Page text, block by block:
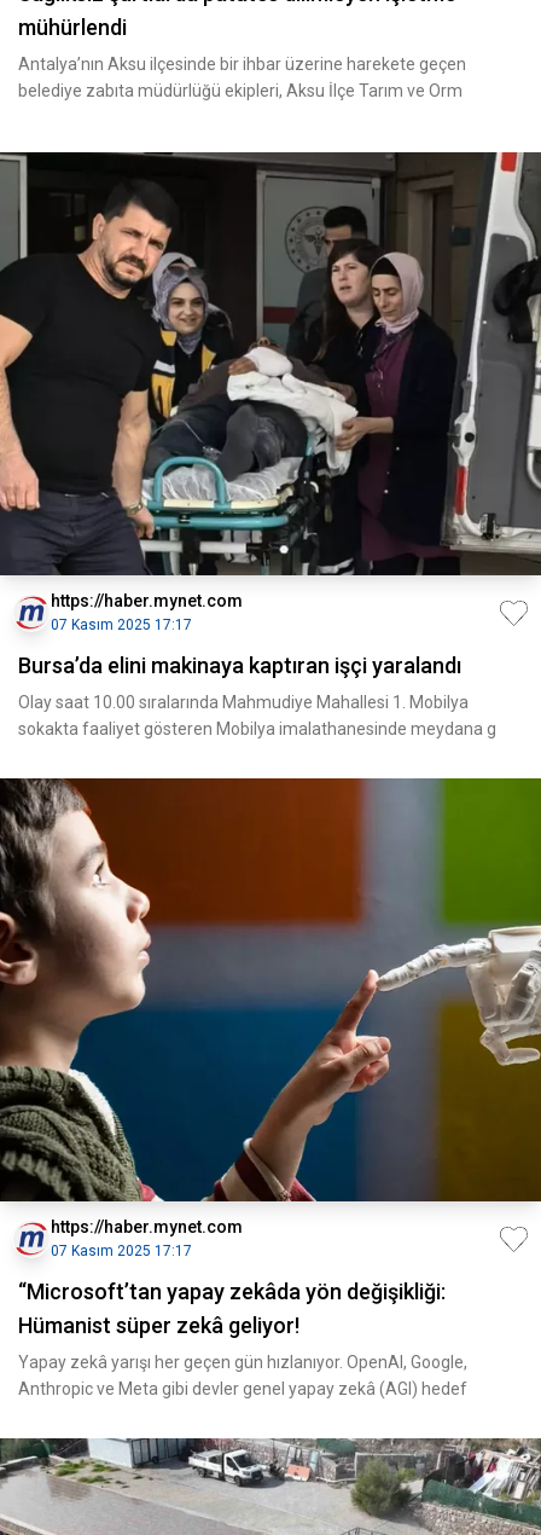
mühürlendi
Antalya’nın Aksu ilçesinde bir ihbar üzerine harekete geçen
belediye zabıta müdürlüğü ekipleri, Aksu İlçe Tarım ve Orm
https://haber.mynet.com
07 Kasım 2025 17:17
Bursa’da elini makinaya kaptıran işçi yaralandı
Olay saat 10.00 sıralarında Mahmudiye Mahallesi 1. Mobilya
sokakta faaliyet gösteren Mobilya imalathanesinde meydana g
https://haber.mynet.com
07 Kasım 2025 17:17
“Microsoft’tan yapay zekâda yön değişikliği:
Hümanist süper zekâ geliyor!
Yapay zekâ yarışı her geçen gün hızlanıyor. OpenAI, Google,
Anthropic ve Meta gibi devler genel yapay zekâ (AGI) hedef